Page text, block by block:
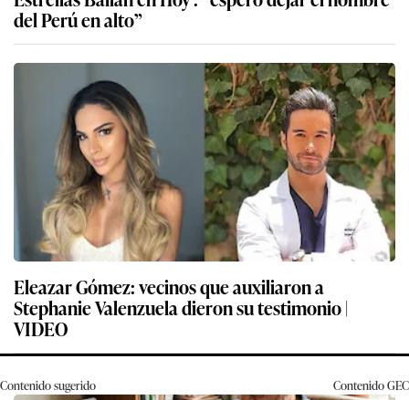
del Perú en alto”
Eleazar Gómez: vecinos que auxiliaron a
Stephanie Valenzuela dieron su testimonio |
VIDEO
Contenido sugerido ContenidoGEC